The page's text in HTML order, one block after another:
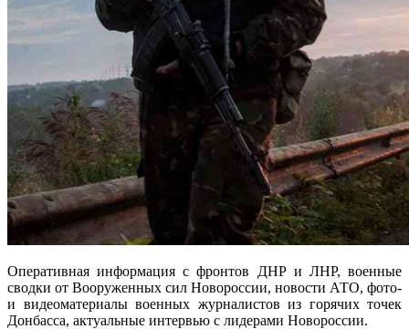
Оперативная информация с фронтов ДНР и ЛНР, военные
сводки от Вооруженных сил Новороссии, новости АТО, фото-
и видеоматериалы военных журналистов из горячих точек
Донбасса, актуальные интервью с лидерами Новороссии.